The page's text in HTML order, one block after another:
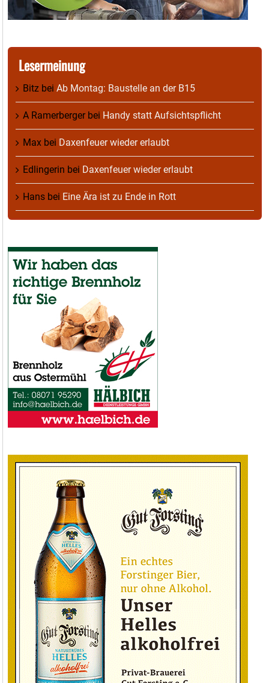
Lesermeinung
Bitz bei Ab Montag: Baustelle an der B15
A Ramerbergerbei Handy statt Aufsichtspflicht
Max bei Daxenfeuer wieder erlaubt
Edlingerin bei Daxenfeuer wieder erlaubt
Hans bei Eine Ära ist zu Ende in Rott